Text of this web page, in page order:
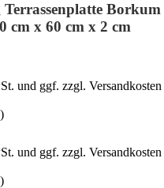
Borkum
cm x 60 cm x 2 cm
und ggf. zzgl. Versandkosten
)
und ggf. zzgl. Versandkosten
)